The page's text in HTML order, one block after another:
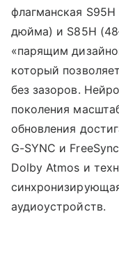
флагманская
дюйма) и S85H
«парящим
который
без зазоров.
поколения
обновления
G-SYNC и
Dolby Atmos и
аудиоустройств.